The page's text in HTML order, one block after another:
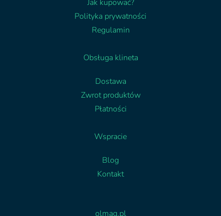
Jak kupować?
Polityka prywatności
Regulamin
Obsługa klineta
Dostawa
Zwrot produktów
Płatności
Wspracie
Blog
Kontakt
olmag.pl